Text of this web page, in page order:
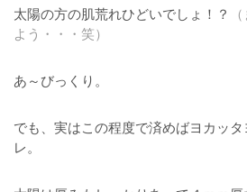
太陽の方の肌荒れひどいでしょ！？
よう・・・笑）
あ～びっくり。
でも、実はこの程度で済めばヨカッ
レ。